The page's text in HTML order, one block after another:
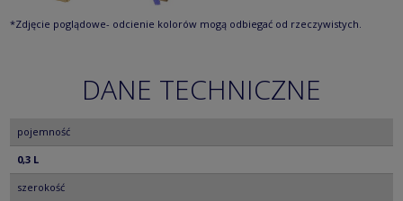
*Zdjęcie poglądowe- odcienie kolorów mogą odbiegać od rzeczywistych.
DANE TECHNICZNE
pojemność
0,3 L
szerokość